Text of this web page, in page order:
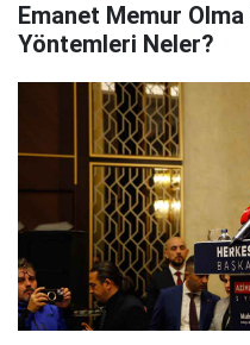
Emanet Memur
Yöntemleri Neler?